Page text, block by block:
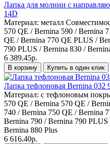
Лапка для молнии с
14D
Материал: металл
570 QE / Bernina 590 / Bernina
QE / Bernina 770 QE PLUS /
790 PLUS / Bernina 830 /
6 389.45р.
В корзину Купить в один клик
Лапка тефлоновая Bernina
Материал: с тефлоновым
570 QE / Bernina 570 QE /
740 / Bernina 750 QE / Bernina
Bernina 790 / Bernina 790
Bernina 880 Plus
6 616.40р.